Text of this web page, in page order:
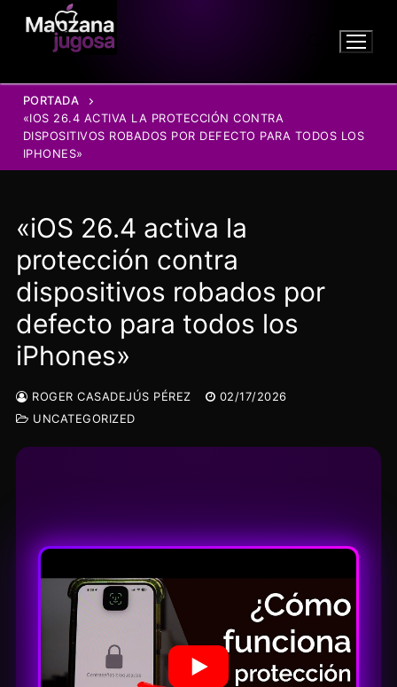
PORTADA
«IOS 26.4 ACTIVA LA PROTECCIÓN CONTRA
DISPOSITIVOS ROBADOS POR DEFECTO PARA TODOS LOS
IPHONES»
«iOS 26.4 activa la
protección contra
dispositivos robados por
defecto para todos los
iPhones»
ROGER CASADEJÚS PÉREZ
02/17/2026
UNCATEGORIZED